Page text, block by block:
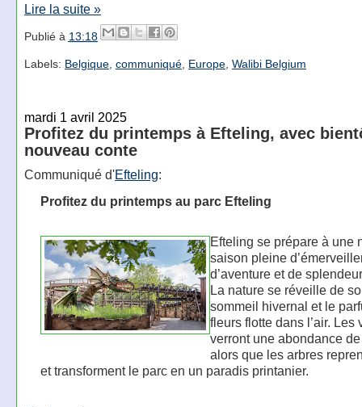
Lire la suite »
Publié à 13:18
Labels: Belgique, communiqué, Europe, Walibi Belgium
mardi 1 avril 2025
Profitez du printemps à Efteling, avec
nouveau conte
Communiqué d'Efteling:
Profitez du printemps au parc Efteling
Efteling se prépare à une
saison pleine
d’aventure et de
La nature se réveille de
sommeil hivernal et le
fleurs flotte dans l’air. Les
verront une abondance
alors que les arbres
et transforment le parc en un paradis printanier.